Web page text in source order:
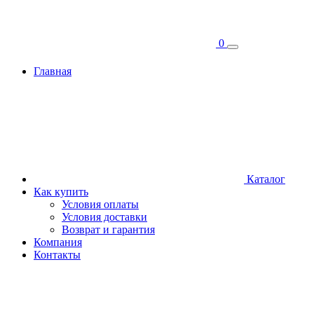
0
Главная
Каталог
Как купить
Условия оплаты
Условия доставки
Возврат и гарантия
Компания
Контакты